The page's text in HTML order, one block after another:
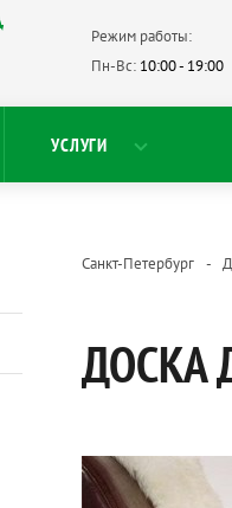
УСЛУГИ
Режим работы:
Пн-Вс: 10:00 - 19:00
Санкт-Петербург
ДОСКА